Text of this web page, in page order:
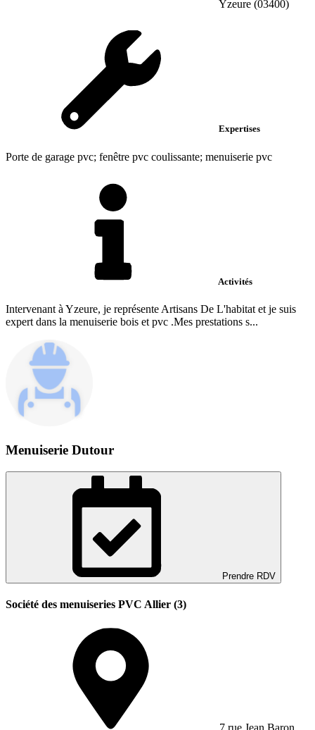
Yzeure (03400)
Expertises
Porte de garage pvc; fenêtre pvc coulissante; menuiserie pvc
Activités
Intervenant à Yzeure, je représente Artisans De L'habitat et je suis
expert dans la menuiserie bois et pvc .Mes prestations s...
Menuiserie Dutour
Prendre RDV
Société des menuiseries PVC Allier (3)